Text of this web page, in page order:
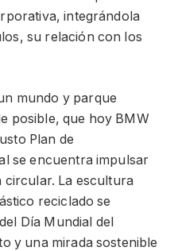
integrándola
su relación con los
mundo y parque
posible, que hoy BMW
Plan de
se encuentra impulsar
La escultura
reciclado se
Día Mundial del
y una mirada sostenible